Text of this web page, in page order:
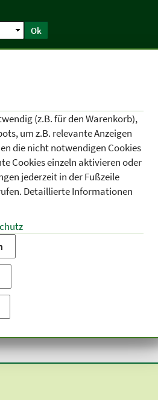
Ok
Seit 1903
undKosmetik
VON A BIS Z
Es
(z.B. für den Warenkorb),
um z.B. relevante Anzeigen
die nicht notwendigen Cookies
Cookies einzeln aktivieren oder
jederzeit in der Fußzeile
Detaillierte Informationen